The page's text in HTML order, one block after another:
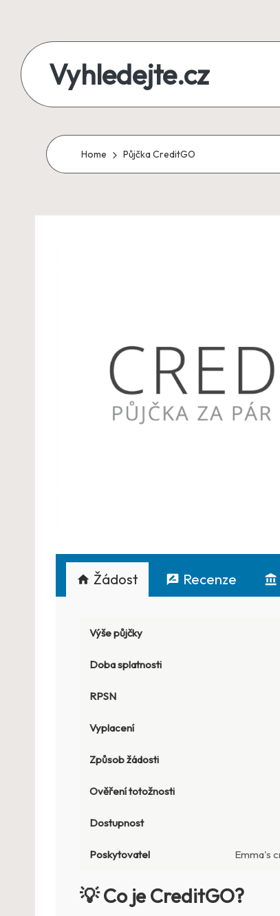
content
Vyhledejte.cz
produkty
i
Home Půjčka CreditGO
Žádost Recenze
Výše půjčky
Doba splatnosti
RPSN
Vyplacení
Způsob žádosti
Ověření totožnosti
Dostupnost
Poskytovatel Emma's
💡 Co je CreditGO?